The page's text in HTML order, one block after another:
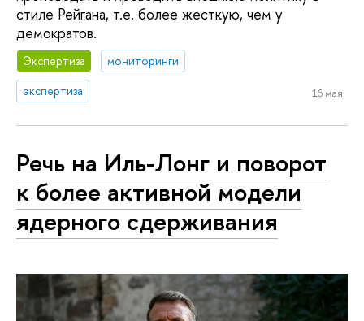
стиле Рейгана, т.е. более жесткую, чем у
демократов.
Экспертиза
мониторинги
экспертиза
16 мая
Речь на Иль-Лонг и поворот
к более активной модели
ядерного сдерживания